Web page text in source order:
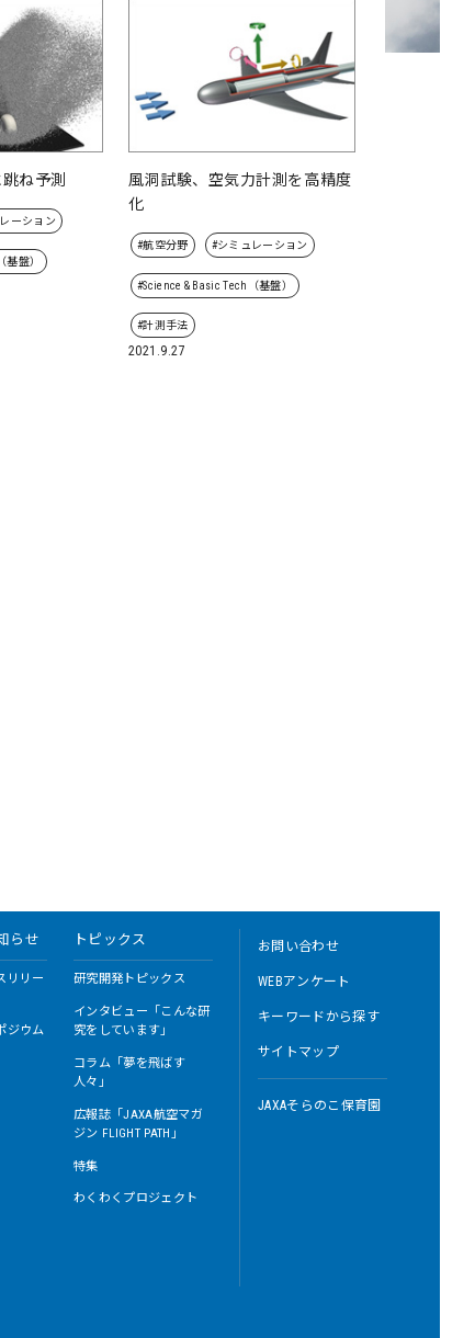
ね予測
ーション
基盤）
風洞試験、空気力計測を高精度
化
#航空分野 #シミュレーション
#Science & Basic Tech（基盤）
#計測手法
2021.9.27
らせ
リリー
ジウム
トピックス
研究開発トピックス
インタビュー「こんな研
究をしています」
コラム「夢を飛ばす
人々」
広報誌「JAXA航空マガ
ジン FLIGHT PATH」
特集
わくわくプロジェクト
お問い合わせ
WEBアンケート
キーワードから探す
サイトマップ
JAXAそらのこ保育園